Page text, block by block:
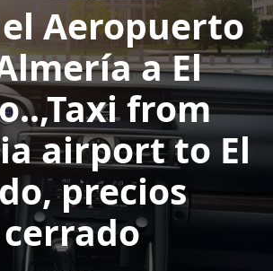
Aeropuerto
a El
from
airport to El
precios
cerrado